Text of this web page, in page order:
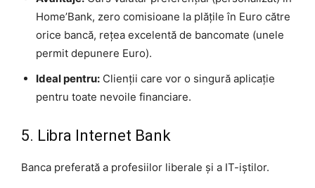
Home’Bank, zero comisioane la plățile în Euro către
orice bancă, rețea excelentă de bancomate (unele
permit depunere Euro).
Ideal pentru: Clienții care vor o singură aplicație
pentru toate nevoile financiare.
5. Libra Internet Bank
Banca preferată a profesiilor liberale și a IT-iștilor.